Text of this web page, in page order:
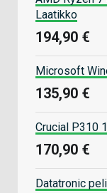
Laatikko
194,90 €
Microsoft
135,90 €
Crucial P310
170,90 €
Datatronic